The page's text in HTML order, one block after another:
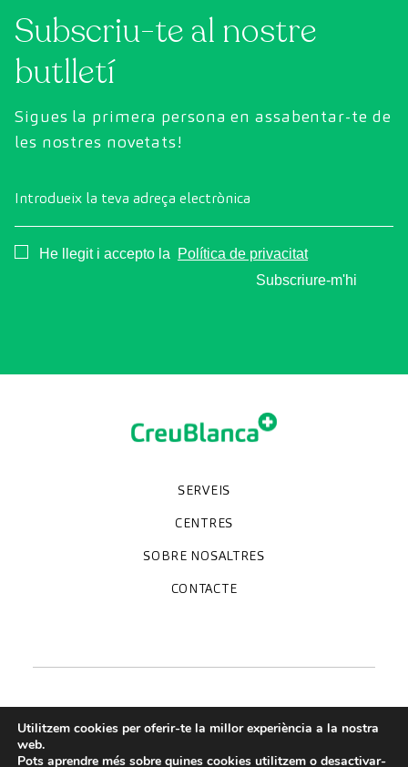
Subscriu-te al nostre
butlletí
Sigues la primera persona en assabentar-te de
les nostres novetats!
Introdueix la teva adreça electrònica
Consentimiento
He llegit i accepto la
Política de privacitat
Subscriure-m'hi
SERVEIS
Especialitats
Proves diagnòstiques
Revisions mèdiques
Unitats especialitzades
CENTRES
Clínica CreuBlanca
CreuBlanca Tarradellas
Diagnosis Médica
Hospital CreuBlanca Maresme
SOBRE NOSALTRES
Qui som
Treballa amb nosaltres
Blog
CreuBlanca Empreses
Preguntes freqüents
CONTACTE
Utilitzem cookies per oferir-te la millor experiència a la nostra
web.
Pots aprendre més sobre quines cookies utilitzem o desactivar-